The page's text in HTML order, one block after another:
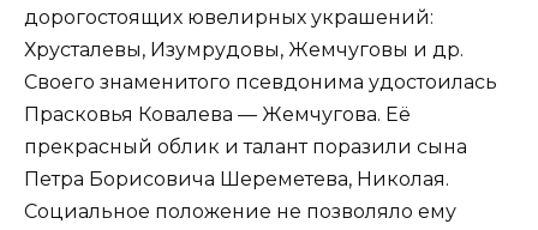
дорогостоящих ювелирных украшений:
Хрусталевы, Изумрудовы, Жемчуговы и др.
Своего знаменитого псевдонима удостоилась
Прасковья Ковалева — Жемчугова. Её
прекрасный облик и талант поразили сына
Петра Борисовича Шереметева, Николая.
Социальное положение не позволяло ему